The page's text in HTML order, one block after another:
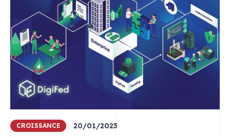
CROISSANCE 20/01/2023